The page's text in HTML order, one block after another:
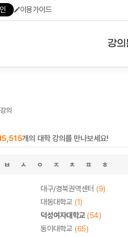
이용가이드
강
의
개의 대학 강의를 만나보세요!
ㅂ ㅅ ㅇ ㅈ ㅊ ㅍ ㅎ
대구/경북권역센터 (9)
대동대학교 (1)
덕성여자대학교(54)
동아대학교 (65)